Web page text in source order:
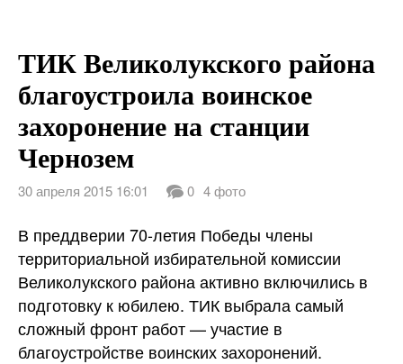
Слово Дело
Народные
ТИК Великолукского района
благоустроила воинское
захоронение на станции
Чернозем
30 апреля 2015 16:01 0 4 фото
В преддверии 70-летия Победы члены
территориальной избирательной комиссии
Великолукского района активно включились в
подготовку к юбилею. ТИК выбрала самый
сложный фронт работ — участие в
благоустройстве воинскихзахоронений.